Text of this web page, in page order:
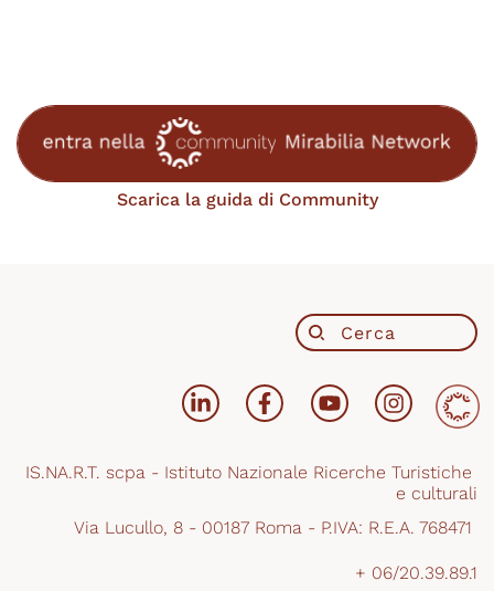
Scarica la guida di Community
IS.NA.R.T. scpa - Istituto Nazionale Ricerche Turistiche
e culturali
Via Lucullo, 8 - 00187 Roma - P.IVA: R.E.A. 768471
+ 06/20.39.89.1